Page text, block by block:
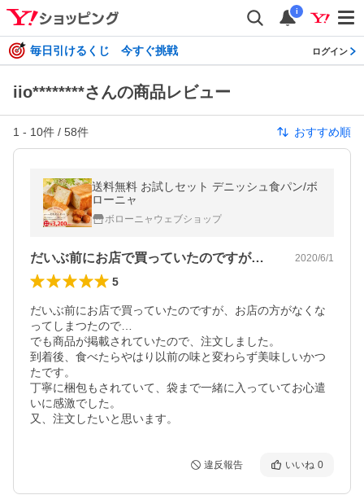
i
毎日引けるくじ 今すぐ挑戦 ログイン
iio********さんの商品レビュー
1 - 10件 / 58件 おすすめ順
送料無料 お試しセット デニッシュ食パン/ボ
ローニャ
ボローニャウェブショップ
だいぶ前にお店で買っていたのですが、お… 2020/6/1
5
だいぶ前にお店で買っていたのですが、お店の方がなくな
ってしまつたので…
でも商品が掲載されていたので、注文しました。
到着後、食べたらやはり以前の味と変わらず美味しいかつ
たです。
丁寧に梱包もされていて、袋まで一緒に入っていてお心遣
いに感激でした。
又、注文したいと思います。
違反報告 いいね 0